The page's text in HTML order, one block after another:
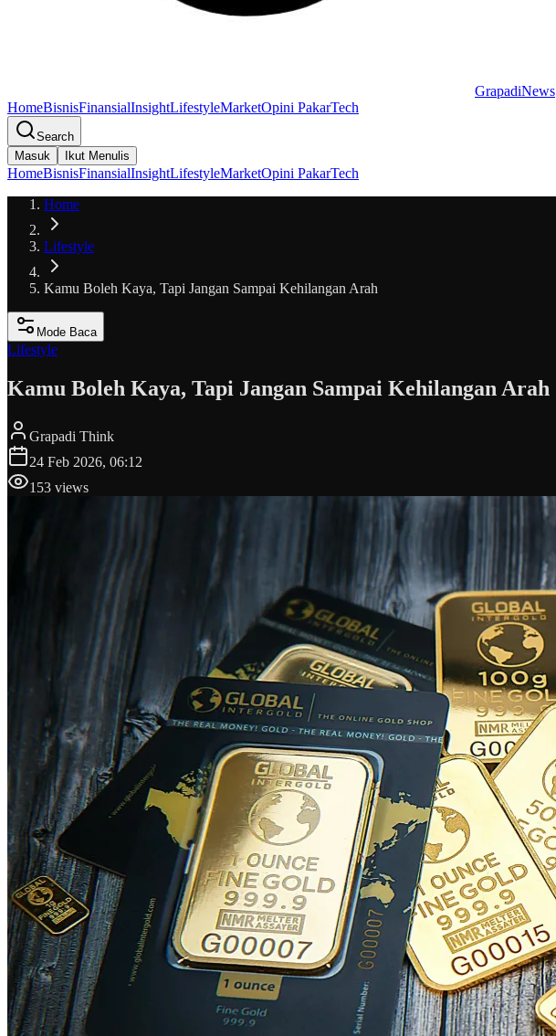
GrapadiNews
HomeBisnisFinansialInsightLifestyleMarketOpini PakarTech
Search
Masuk
Ikut Menulis
HomeBisnisFinansialInsightLifestyleMarketOpini PakarTech
Home
Lifestyle
Kamu Boleh Kaya, Tapi Jangan Sampai Kehilangan Arah
Mode Baca
Lifestyle
Kamu Boleh Kaya, Tapi Jangan Sampai Kehilangan Arah
Grapadi Think
24 Feb 2026, 06:12
153 views